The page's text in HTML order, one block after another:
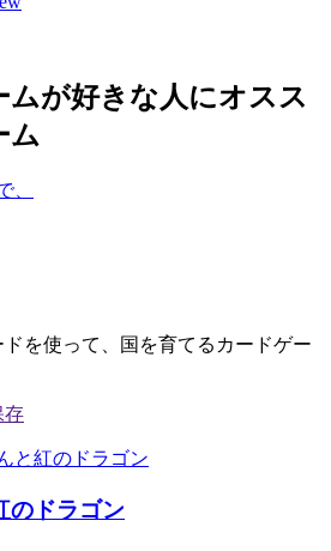
ムが好きな人にオスス
ム
を使って、国を育てるカードゲー
のドラゴン